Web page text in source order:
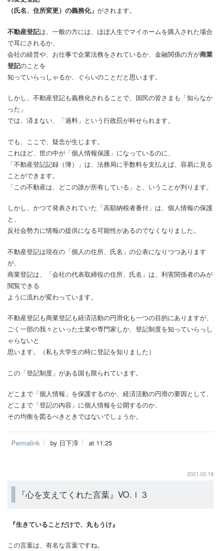
（氏名、住所変更）の義務化」 がされます。
不動産登記は、一般の方には、ほぼ人生でマイホームを購入された場合
で耳にされるか、
会社の経営や、お仕事で企業法務をされているか、金融関係の方が商業
登記のことを
知っていらっしゃるか、ぐらいのことだと思います。
しかし、不動産登記も義務化されることで、国民の皆さまも「知らなか
った」
では、済まない、「過料」という行政罰が科せられます。
でも、ここで、疑念が生じます。
これほど、世の中が「個人情報保護」になっているのに、
「不動産登記記録（簿）」は、法務局に手数料を支払えば、容易に見る
ことができます。
「この不動産は、どこの誰が所有している」と、いうことが判ります。
しかし、かつて発表されていた「高額納税者番付」は、個人情報の保護
と、
反社会勢力に情報の提供になる可能性があるのでなくなりました。
不動産登記は現在の「個人の住所、氏名」の公表になりつつあります
が、
商業登記は、「会社の代表取締役の住所、氏名」は、利害関係者のみが
閲覧できる
ように流れが変わっています。
不動産登記も商業登記も経済活動の円滑化も一つの目的にありますが、
ごく一部の我々といった士業や専門家しか、登記制度を知っていらっし
ゃらないと
思います。（私も大学生の時に登記を知りました）
この「登記制度」がある国も限られています。
どこまで「個人情報」を保護するのか、経済活動の円滑の要因として、
どこまで「登記の内容」に個人情報を公開するのか、
その均衡を図るべきときではないでしょうか。
Permalink by 日下淳 at 11:25
2021.02.18
『心を支えてくれた言葉』VO.ｌ３
『生きていることだけで、丸もうけ』
この言葉は、有名な言葉ですね。